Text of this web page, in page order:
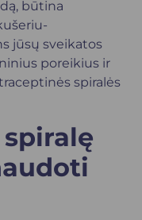
būtina
jūsų sveikatos
poreikius ir
spiralės